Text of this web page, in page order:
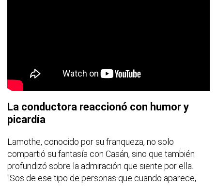
La conductora reaccionó con humor y
picardía
Lamothe, conocido por su franqueza, no solo
compartió su fantasía con Casán, sino que también
profundizó sobre la admiración que siente por ella.
"Sos de ese tipo de personas que cuando aparece,